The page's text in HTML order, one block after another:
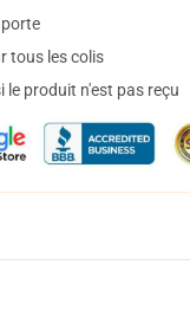
tous les colis
le produit n'est pas reçu